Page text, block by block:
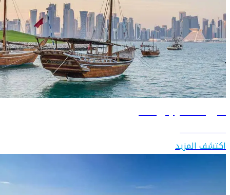
دليل السفر إلى قطر
اكتشف قطر
اكتشف المزيد